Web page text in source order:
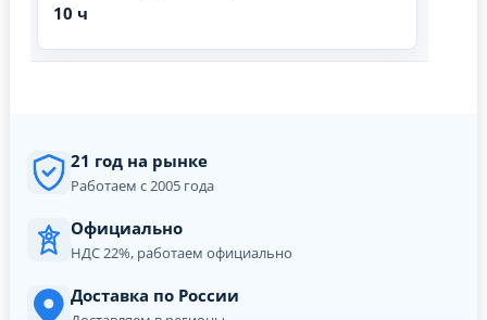
10 ч
21 год на рынке
Работаем с 2005 года
Официально
НДС 22%, работаем официально
Доставка по России